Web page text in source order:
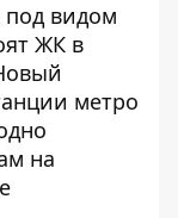
под видом
ЖК в
метро
на